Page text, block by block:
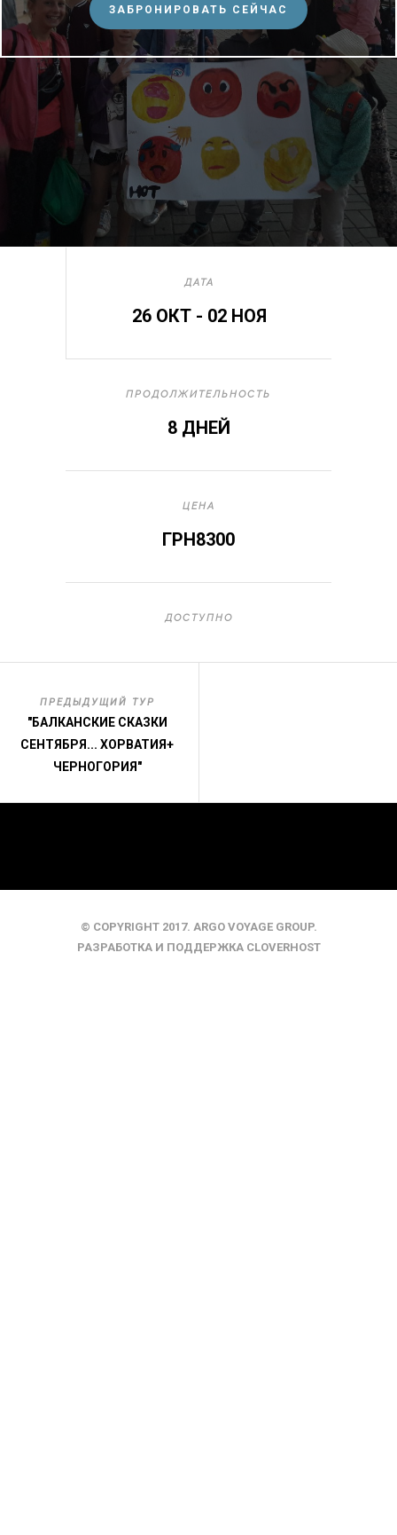
ЗАБРОНИРОВАТЬ СЕЙЧАС
ДАТА
26 ОКТ - 02 НОЯ
ПРОДОЛЖИТЕЛЬНОСТЬ
8 ДНЕЙ
ЦЕНА
ГРН8300
ДОСТУПНО
ПРЕДЫДУЩИЙ ТУР
"БАЛКАНСКИЕ СКАЗКИ
СЕНТЯБРЯ... ХОРВАТИЯ+
ЧЕРНОГОРИЯ"
© COPYRIGHT 2017. ARGO VOYAGE GROUP.
РАЗРАБОТКА И ПОДДЕРЖКА CLOVERHOST